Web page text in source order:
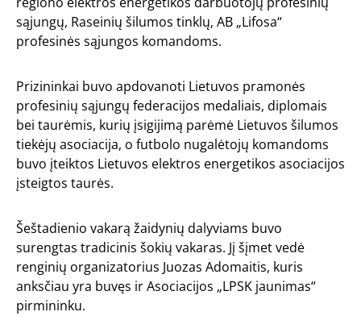
sąjungų, Raseinių šilumos tinklų, AB „Lifosa“
profesinės sąjungos komandoms.
Prizininkai buvo apdovanoti Lietuvos pramonės
profesinių sąjungų federacijos medaliais, diplomais
bei taurėmis, kurių įsigijimą parėmė Lietuvos šilumos
tiekėjų asociacija, o futbolo nugalėtojų komandoms
buvo įteiktos Lietuvos elektros energetikos asociacijos
įsteigtos taurės.
Šeštadienio vakarą žaidynių dalyviams buvo
surengtas tradicinis šokių vakaras. Jį šįmet vedė
renginių organizatorius Juozas Adomaitis, kuris
anksčiau yra buvęs ir Asociacijos „LPSK jaunimas“
pirmininku.